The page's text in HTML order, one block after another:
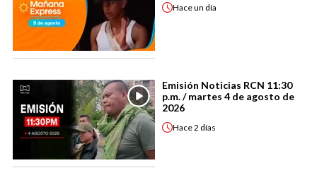
Haceun día
Emisión Noticias RCN 11:30
p.m. / martes 4 de agosto de
2026
Hace2 días